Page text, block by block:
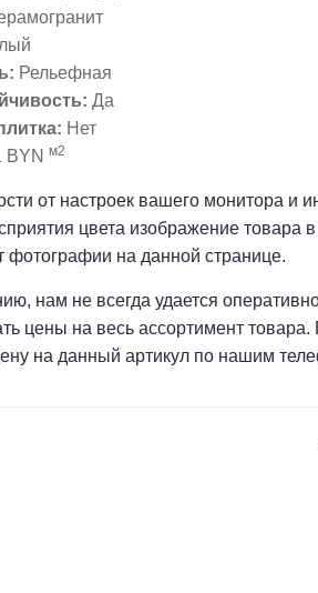
Рельефная
Да
Нет
BYN м2
от настроек вашего монитора и
цвета изображение товара
фотографии на данной странице.
нам не всегда удается
цены на весь ассортимент товара.
на данный артикул по нашим